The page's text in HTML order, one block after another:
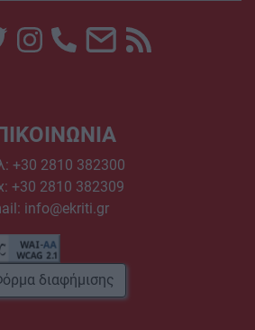
+30 2810 382300
+30 2810 382309
info@ekriti.gr
διαφήμισης